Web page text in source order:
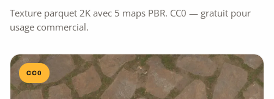
Texture parquet 2K avec 5 maps PBR. CC0 — gratuit pour
usage commercial.
CC0